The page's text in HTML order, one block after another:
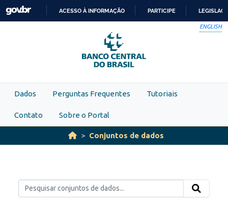
Skip to main content
PARA
O
CONTEÚDO
ACESSO À INFORMAÇÃO PARTICIPE
ENGLISH
Dados Perguntas Frequentes Tutoriais
Contato Sobre o Portal
Conjuntos de dados